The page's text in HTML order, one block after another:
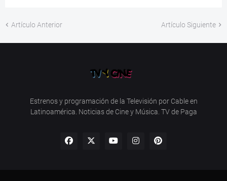
Artículo Anterior Artículo Siguiente
Estrenos y programación de la Televisión por Cable en
Latinoamérica. Noticias de Cine y Música. TV de Paga